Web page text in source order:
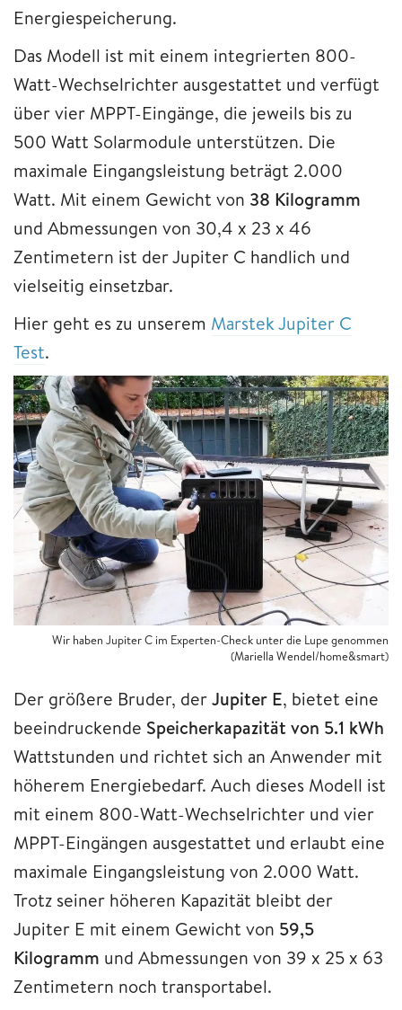
Energiespeicherung.
Das Modell ist mit einem integrierten 800-
Watt-Wechselrichter ausgestattet und verfügt
über vier MPPT-Eingänge, die jeweils bis zu
500 Watt Solarmodule unterstützen. Die
maximale Eingangsleistung beträgt 2.000
Watt. Mit einem Gewicht von 38 Kilogramm
und Abmessungen von 30,4 x 23 x 46
Zentimetern ist der Jupiter C handlich und
vielseitig einsetzbar.
Hier geht es zu unserem Marstek Jupiter C
Test.
Wir haben Jupiter C im Experten-Check unter die Lupe genommen
(Mariella Wendel/home&smart)
Der größere Bruder, derJupiter E, bietet eine
beeindruckende Speicherkapazität von 5.1 kWh
Wattstunden und richtet sich an Anwender mit
höherem Energiebedarf. Auch dieses Modell ist
mit einem 800-Watt-Wechselrichter und vier
MPPT-Eingängen ausgestattet und erlaubt eine
maximale Eingangsleistung von 2.000 Watt.
Trotz seiner höheren Kapazität bleibt der
Jupiter E mit einem Gewicht von 59,5
Kilogramm und Abmessungen von 39 x 25 x 63
Zentimetern noch transportabel.